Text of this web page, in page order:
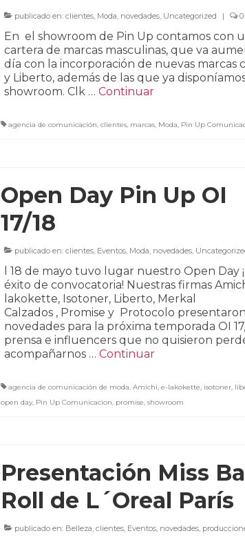
publicado en: clientes, Moda, novedades, Uncategorized | 0
En el showroom de Pin Up contamos con
cartera de marcas masculinas, que va
día con la incorporación de nuevas marcas
y Liberto, además de las que ya
showroom. Clk … Continuar
agencia de comunicación, clientes, marcas, Moda, Pin Up
Open Day Pin Up OI
17/18
publicado en: clientes, Eventos, Moda, novedades,
l 18 de mayo tuvo lugar nuestro Open Day
éxito de convocatoria! Nuestras firmas
lakokette, Isotoner, Liberto, Merkal
Calzados , Promise y Protocolo
novedades para la próxima temporada OI
prensa e influencers que no quisieron
acompañarnos … Continuar
agencia de comunicación de moda, Amichi, e-lakokette, isotoner,
open day, Pin Up Comunicacion, promise, showroom
Presentación Miss
Roll de L´Oreal París
publicado en: Belleza, clientes, Eventos, novedades,